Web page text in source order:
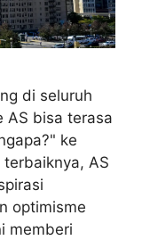
di seluruh
AS bisa terasa
ke
AS
optimisme
memberi